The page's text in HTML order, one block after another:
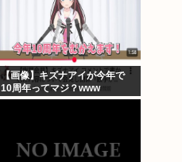
【画像】キズナアイが今年で
10周年ってマジ？www